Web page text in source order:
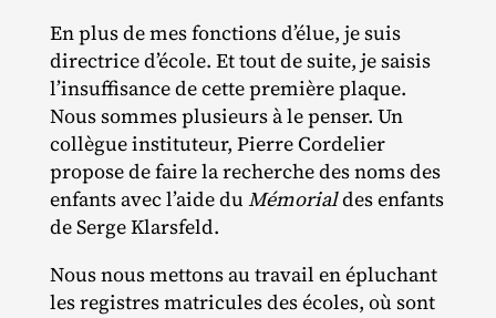
En plus de mes fonctions d’élue, je suis
directrice d’école. Et tout de suite, je saisis
l’insuffisance de cette première plaque.
Nous sommes plusieurs à le penser. Un
collègue instituteur, Pierre Cordelier
propose de faire la recherche des noms des
enfants avec l’aide duMémorialdes enfants
de Serge Klarsfeld.
Nous nous mettons au travail en épluchant
les registres matricules des écoles, où sont